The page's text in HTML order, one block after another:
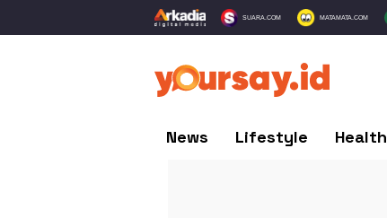
SUARA.COM MATAMATA.COM
News Lifestyle Health